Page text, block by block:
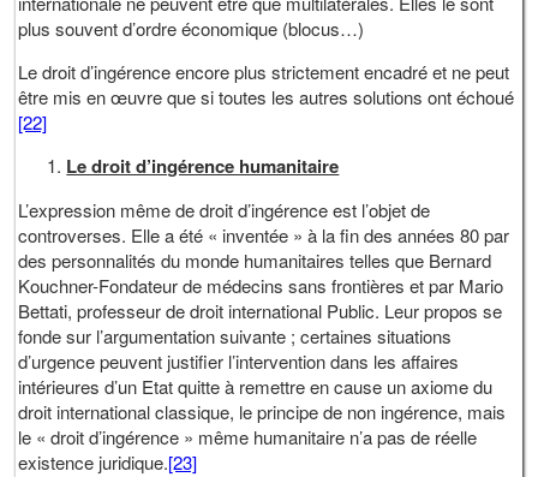
plus souvent d’ordre économique (blocus…)
Le droit d’ingérence encore plus strictement encadré et ne peut
être mis en œuvre que si toutes les autres solutions ont échoué
[22]
Le droit d’ingérence humanitaire
L’expression même de droit d’ingérence est l’objet de
controverses. Elle a été « inventée » à la fin des années 80 par
des personnalités du monde humanitaires telles que Bernard
Kouchner-Fondateur de médecins sans frontières et par Mario
Bettati, professeur de droit international Public. Leur propos se
fonde sur l’argumentation suivante ; certaines situations
d’urgence peuvent justifier l’intervention dans les affaires
intérieures d’un Etat quitte à remettre en cause un axiome du
droit international classique, le principe de non ingérence, mais
le « droit d’ingérence » même humanitaire n’a pas de réelle
existence juridique.[23]